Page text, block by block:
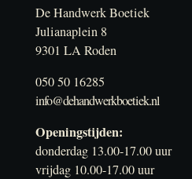
De Handwerk Boetiek
Julianaplein 8
9301 LA Roden
050 50 16285
info@dehandwerkboetiek.nl
Openingstijden:
donderdag 13.00-17.00 uur
vrijdag 10.00-17.00 uur